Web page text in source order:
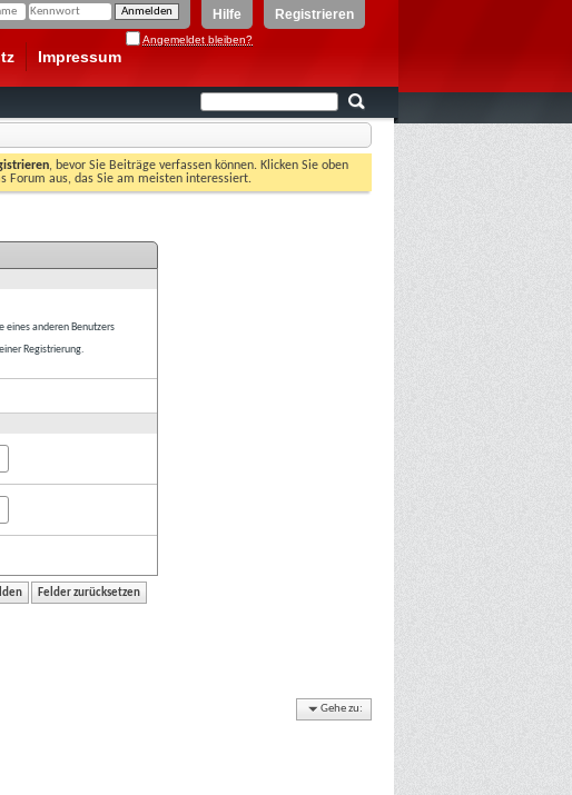
Registrieren
Hilfe
Angemeldet bleiben?
Impressum
, bevor Sie Beiträge verfassen können. Klicken Sie oben
Forum aus, das Sie am meisten interessiert.
eines anderen Benutzers
Registrierung.
Gehe zu: